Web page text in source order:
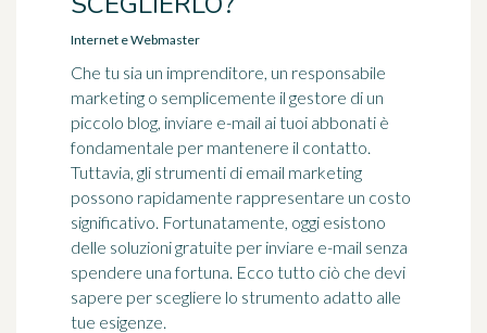
Internet e Webmaster
Che tu sia un imprenditore, un responsabile
marketing o semplicemente il gestore di un
piccolo blog, inviare e-mail ai tuoi abbonati è
fondamentale per mantenere il contatto.
Tuttavia, gli strumenti di email marketing
possono rapidamente rappresentare un costo
significativo. Fortunatamente, oggi esistono
delle soluzioni gratuite per inviare e-mail senza
spendere una fortuna. Ecco tutto ciò che devi
sapere per scegliere lo strumento adatto alle
tue esigenze.